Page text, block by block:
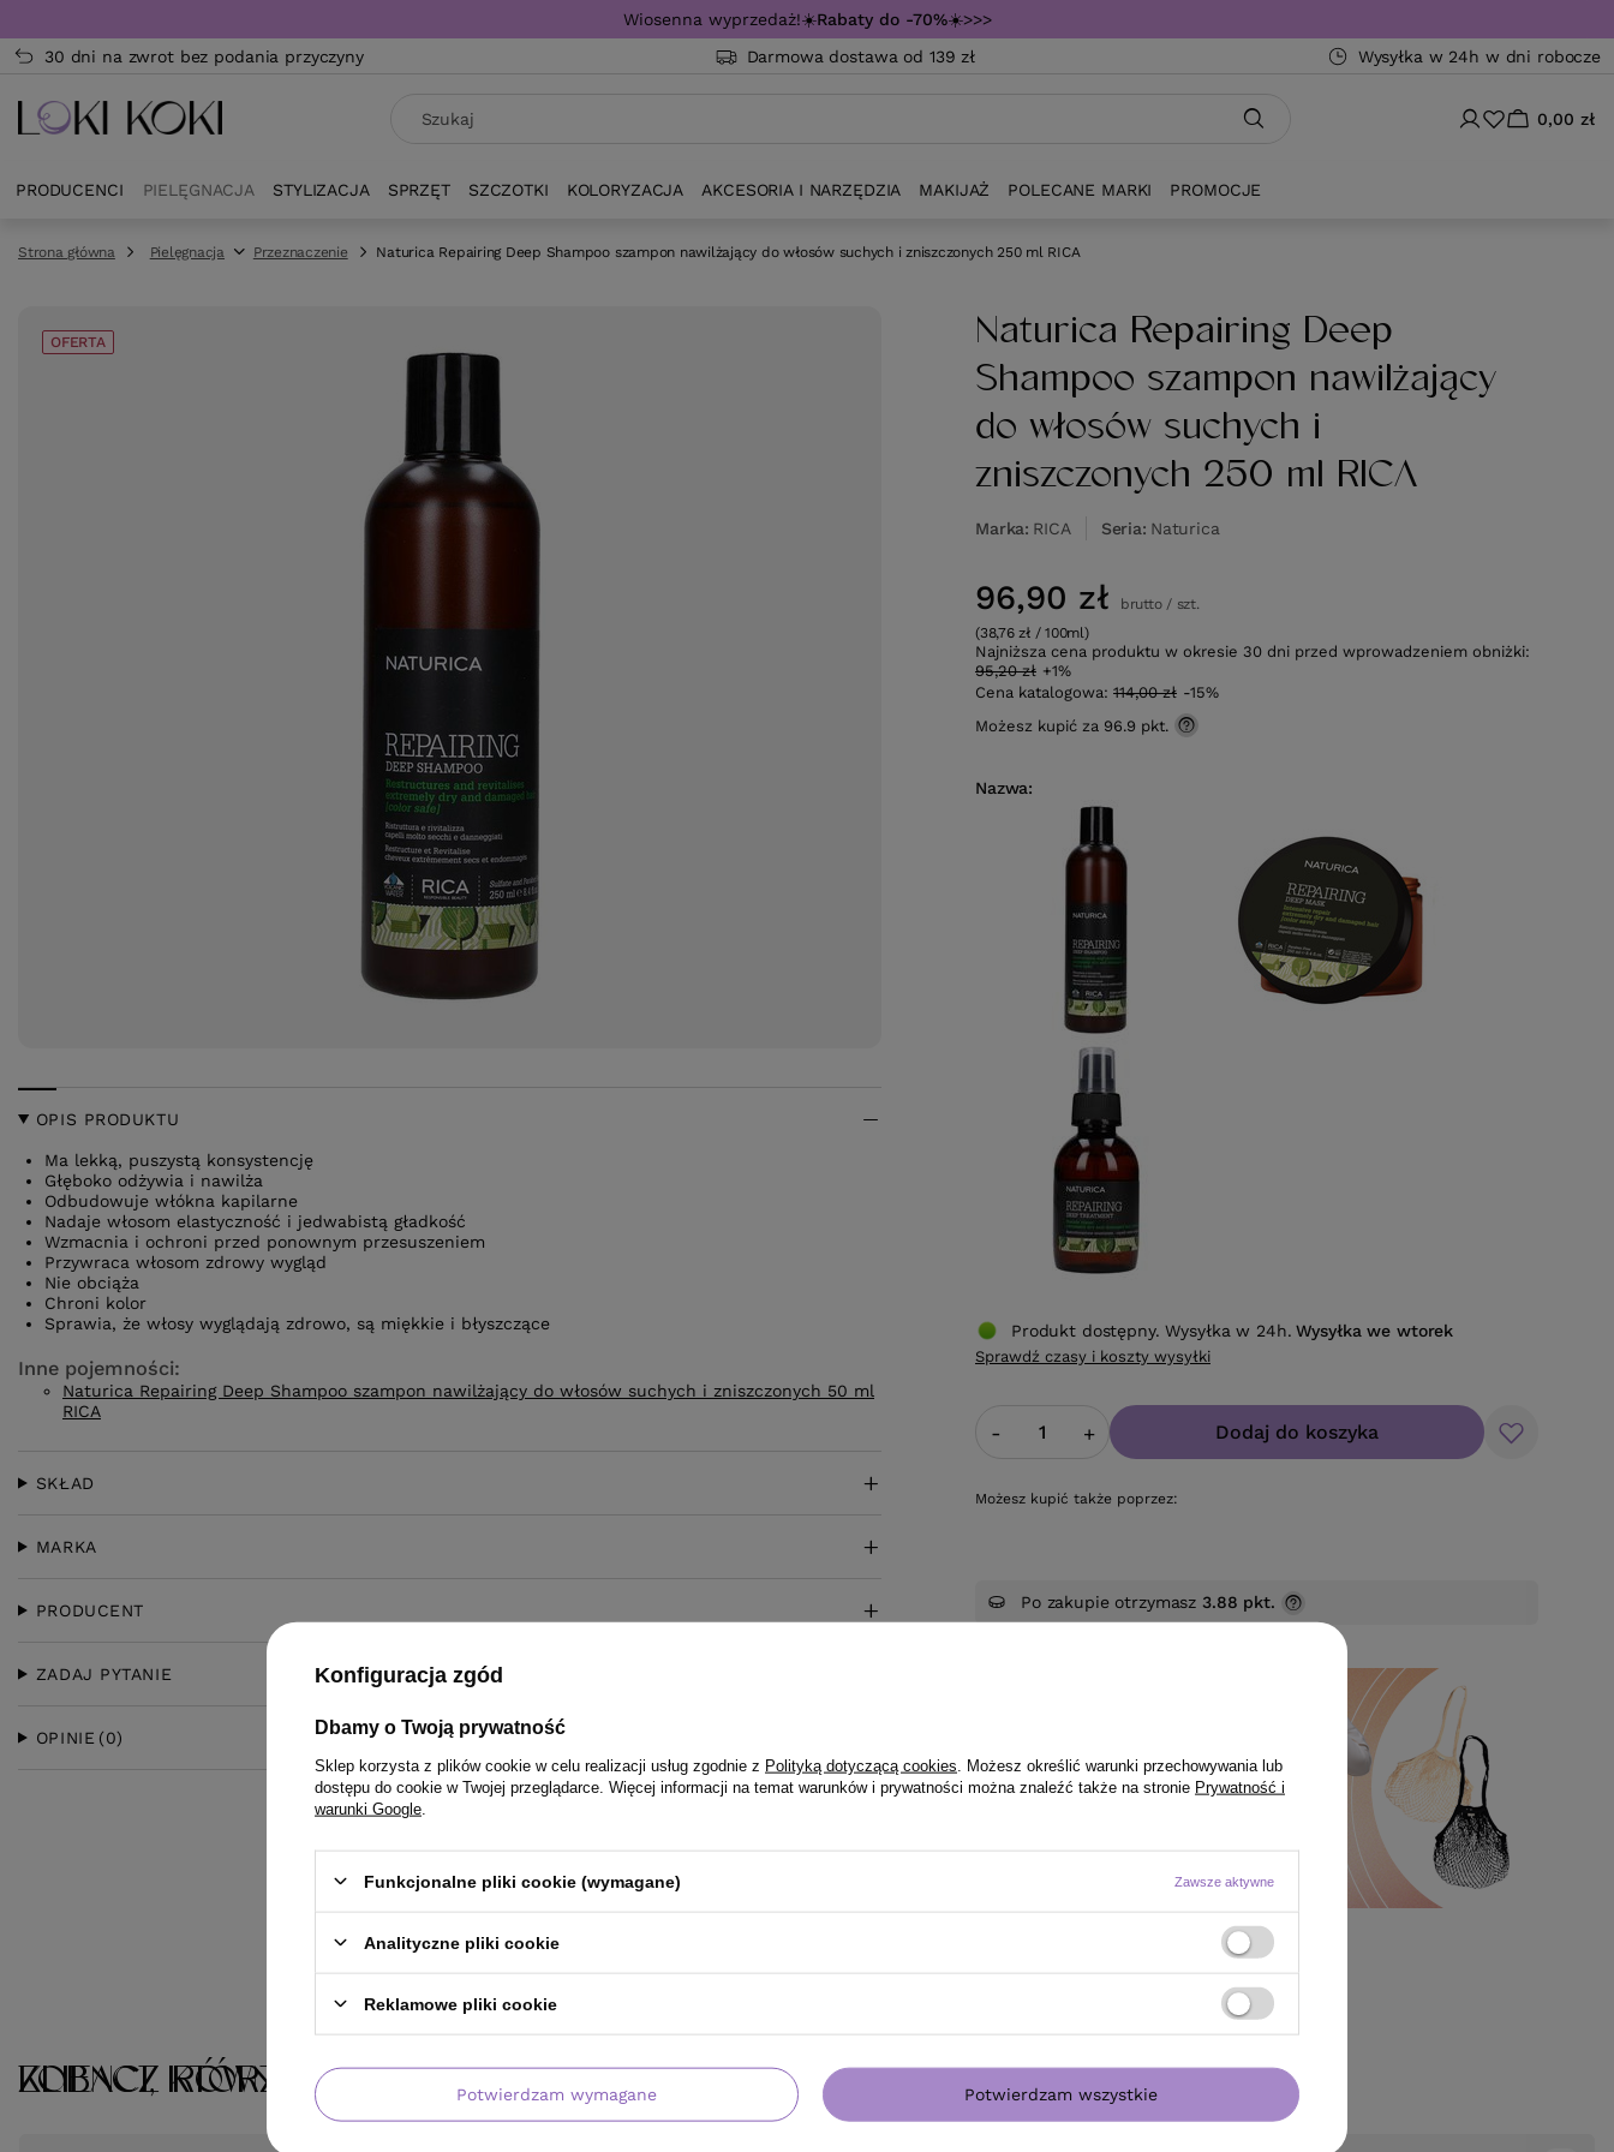
Wiosenna wyprzedaż!☀️Rabaty do -70%☀️>>>
30 dni na zwrot bez podania przyczyny
Darmowa dostawa od 139 zł Wysyłka w 24h w dni robocze
0,00 zł
PRODUCENCI PIELĘGNACJA STYLIZACJA SPRZĘT SZCZOTKI KOLORYZACJA AKCESORIA I NARZĘDZIA MAKIJAŻ POLECANE MARKI PROMOCJE
Strona główna Pielęgnacja Przeznaczenie Naturica Repairing Deep Shampoo szampon nawilżający do włosów suchych i zniszczonych 250 ml RICA
OFERTA
Naturica Repairing Deep
Shampoo szampon nawilżający
do włosów suchych i
zniszczonych 250 ml RICA
Marka RICA Seria Naturica
Nazwa
96,90 zł brutto/ szt.
(38,76 zł / 100ml)
Najniższa cena produktu w okresie 30 dni przed wprowadzeniem obniżki:
95,20 zł +1%
Cena katalogowa: 114,00 zł -15%
Możesz kupić za 96.9 pkt.
- + Dodaj do koszyka
Możesz kupić także poprzez:
Produkt dostępny. Wysyłka w 24h. Wysyłkawe wtorek
Sprawdź czasy i koszty wysyłki
Po zakupie otrzymasz 3.88 pkt.
OPIS PRODUKTU
Ma lekką, puszystą konsystencję
Głęboko odżywia i nawilża
Odbudowuje włókna kapilarne
Nadaje włosom elastyczność i jedwabistą gładkość
Wzmacnia i ochroni przed ponownym przesuszeniem
Przywraca włosom zdrowy wygląd
Nie obciąża
Chroni kolor
Sprawia, że włosy wyglądają zdrowo, są miękkie i błyszczące
Inne pojemności:
Naturica Repairing Deep Shampoo szampon nawilżający do włosów suchych i zniszczonych 50 ml
RICA
SKŁAD
MARKA
PRODUCENT
ZADAJ PYTANIE
OPINIE (0)
KLIENCI, KTÓRZY KUPILI TEN PRODUKT KUPILI TAKŻE
ZOBACZ RÓWNIEŻ
Konfiguracja zgód
Dbamy o Twoją prywatność
Sklep korzysta z plików cookie w celu realizacji usług zgodnie z Polityką dotyczącą cookies . Możesz określić warunki przechowywania lub
dostępu do cookie w Twojej przeglądarce. Więcej informacji na temat warunków i prywatności można znaleźć także na stronie Prywatność i
warunki Google
Funkcjonalne pliki cookie (wymagane) Zawsze aktywne
Analityczne pliki cookie
Reklamowe pliki cookie
Potwierdzam wymagane Potwierdzam wszystkie